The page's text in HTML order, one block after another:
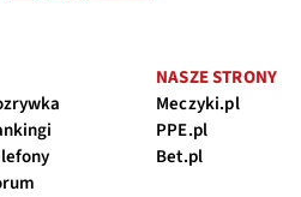
NASZE STRONY
Meczyki.pl
PPE.pl
Bet.pl